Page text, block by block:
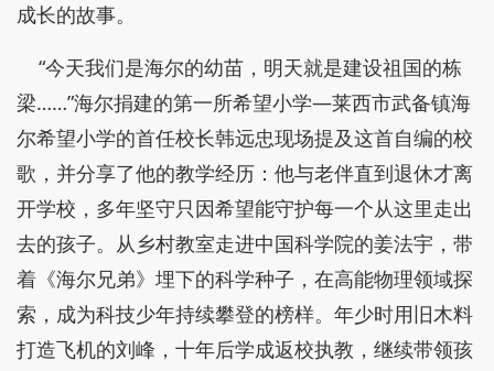
成长的故事。
“今天我们是海尔的幼苗，明天就是建设祖国的栋
梁……”海尔捐建的第一所希望小学—莱西市武备镇海
尔希望小学的首任校长韩远忠现场提及这首自编的校
歌，并分享了他的教学经历：他与老伴直到退休才离
开学校，多年坚守只因希望能守护每一个从这里走出
去的孩子。从乡村教室走进中国科学院的姜法宇，带
着《海尔兄弟》埋下的科学种子，在高能物理领域探
索，成为科技少年持续攀登的榜样。年少时用旧木料
打造飞机的刘峰，十年后学成返校执教，继续带领孩